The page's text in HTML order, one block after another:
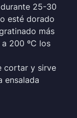
25-30
esté dorado
más
200 ºC los
cortar y sirve
ensalada